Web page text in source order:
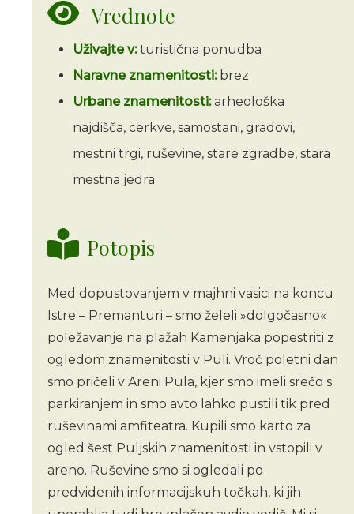
Vrednote
Uživajte v:turistična ponudba
Naravne znamenitosti:brez
Urbane znamenitosti:arheološka
najdišča, cerkve, samostani, gradovi,
mestni trgi, ruševine, stare zgradbe, stara
mestna jedra
Potopis
Med dopustovanjem v majhni vasici na koncu
Istre – Premanturi – smo želeli »dolgočasno«
poležavanje na plažah Kamenjaka popestriti z
ogledom znamenitosti v Puli. Vroč poletni dan
smo pričeli v Areni Pula, kjer smo imeli srečo s
parkiranjem in smo avto lahko pustili tik pred
ruševinami amfiteatra. Kupili smo karto za
ogled šest Puljskih znamenitosti in vstopili v
areno. Ruševine smo si ogledali po
predvidenih informacijskuh točkah, ki jih